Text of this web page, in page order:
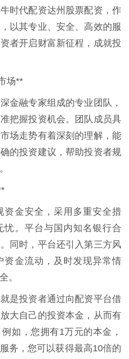
时代配资达州股票配资，作
以其专业、安全、高效的服
者开启财富新征程，成就投
场**
金融专家组成的专业团队，
把握投资机会。团队成员具
场走势有着深刻的理解，能
的投资建议，帮助投资者规
资金安全，采用多重安全措
忧。平台与国内知名银行合
同时，平台还引入第三方风
资金流动，及时发现异常情
。
是投资者通过向配资平台借
大自己的投资本金，从而有
如，您拥有1万元的本金，
务，您可以获得最高10倍的